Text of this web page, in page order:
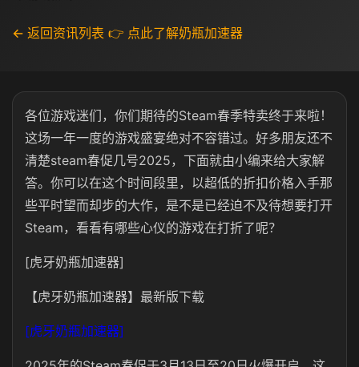
← 返回资讯列表 👉 点此了解奶瓶加速器
各位游戏迷们，你们期待的Steam春季特卖终于来啦！
这场一年一度的游戏盛宴绝对不容错过。好多朋友还不
清楚steam春促几号2025，下面就由小编来给大家解
答。你可以在这个时间段里，以超低的折扣价格入手那
些平时望而却步的大作，是不是已经迫不及待想要打开
Steam，看看有哪些心仪的游戏在打折了呢？
[虎牙奶瓶加速器]
【虎牙奶瓶加速器】最新版下载
[虎牙奶瓶加速器]